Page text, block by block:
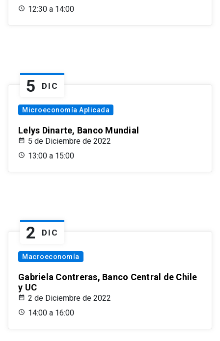
12:30 a 14:00
5 DIC
Microeconomía Aplicada
Lelys Dinarte, Banco Mundial
5 de Diciembre de 2022
13:00 a 15:00
2 DIC
Macroeconomía
Gabriela Contreras, Banco Central de Chile
y UC
2 de Diciembre de 2022
14:00 a 16:00